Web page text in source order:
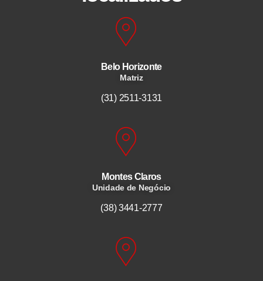
Belo Horizonte
Matriz
(31) 2511-3131
Montes Claros
Unidade de Negócio
(38) 3441-2777